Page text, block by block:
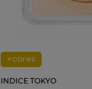
+cores
INDICE TOKYO